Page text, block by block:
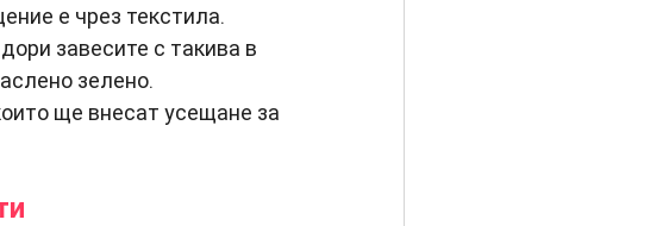
е чрез текстила.
завесите с такива в
зелено.
ще внесат усещане за